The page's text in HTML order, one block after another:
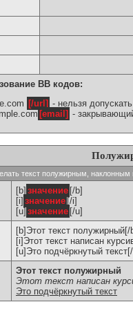
BB кодов:
[/url] - нельзя
[email] -
текст полужирным, наклонным
[b] значение [/b]
[i] значение [/i]
[u] значение [/u]
[b]Этот текст полужирный[/
[i]Этот текст написан
[u]Это подчёркнутый
Этот текст полужирный
Этот текст написан
Это подчёркнутый текст